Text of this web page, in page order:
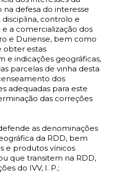
defesa do interesse
disciplina, controlo e
a comercialização dos
e Duriense, bem como
obter estas
e indicações geográficas,
parcelas de vinha desta
dos
adequadas para este
das correções
as denominações
da RDD, bem
e produtos vínicos
que transitem na RDD,
do IVV, I. P.;